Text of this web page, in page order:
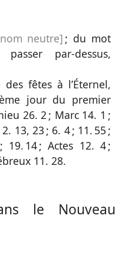
neutre] ; du mot
par-dessus,
fêtes à l’Éternel,
jour du premier
26. 2; Marc 14. 1 ;
2. 13, 23 ; 6. 4; 11. 55 ;
; 19. 14;Actes 12. 4;
11. 28.
le Nouveau